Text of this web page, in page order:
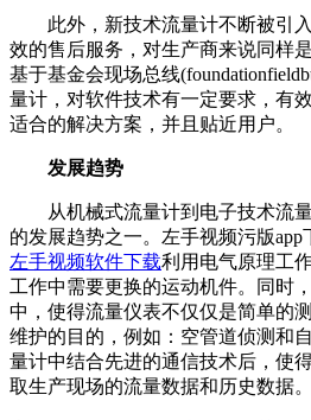
此外，新技术流量计不断被引
效的售后服务，对生产商来说同样
基于基金会现场总线
量计，对软件技术有一定要求，
适合的解决方案，并且贴近用户。
发展趋势
从机械式流量计到电子技术流量
的发展趋势之一。左手视频污版app下载
左手视频软件下载利用电气原理工
工作中需要更换的运动机件。同时
中，使得流量仪表不仅仅是简单的
维护的目的，例如：空管道侦测和
量计中结合先进的通信技术后，
取生产现场的流量数据和历史数据。